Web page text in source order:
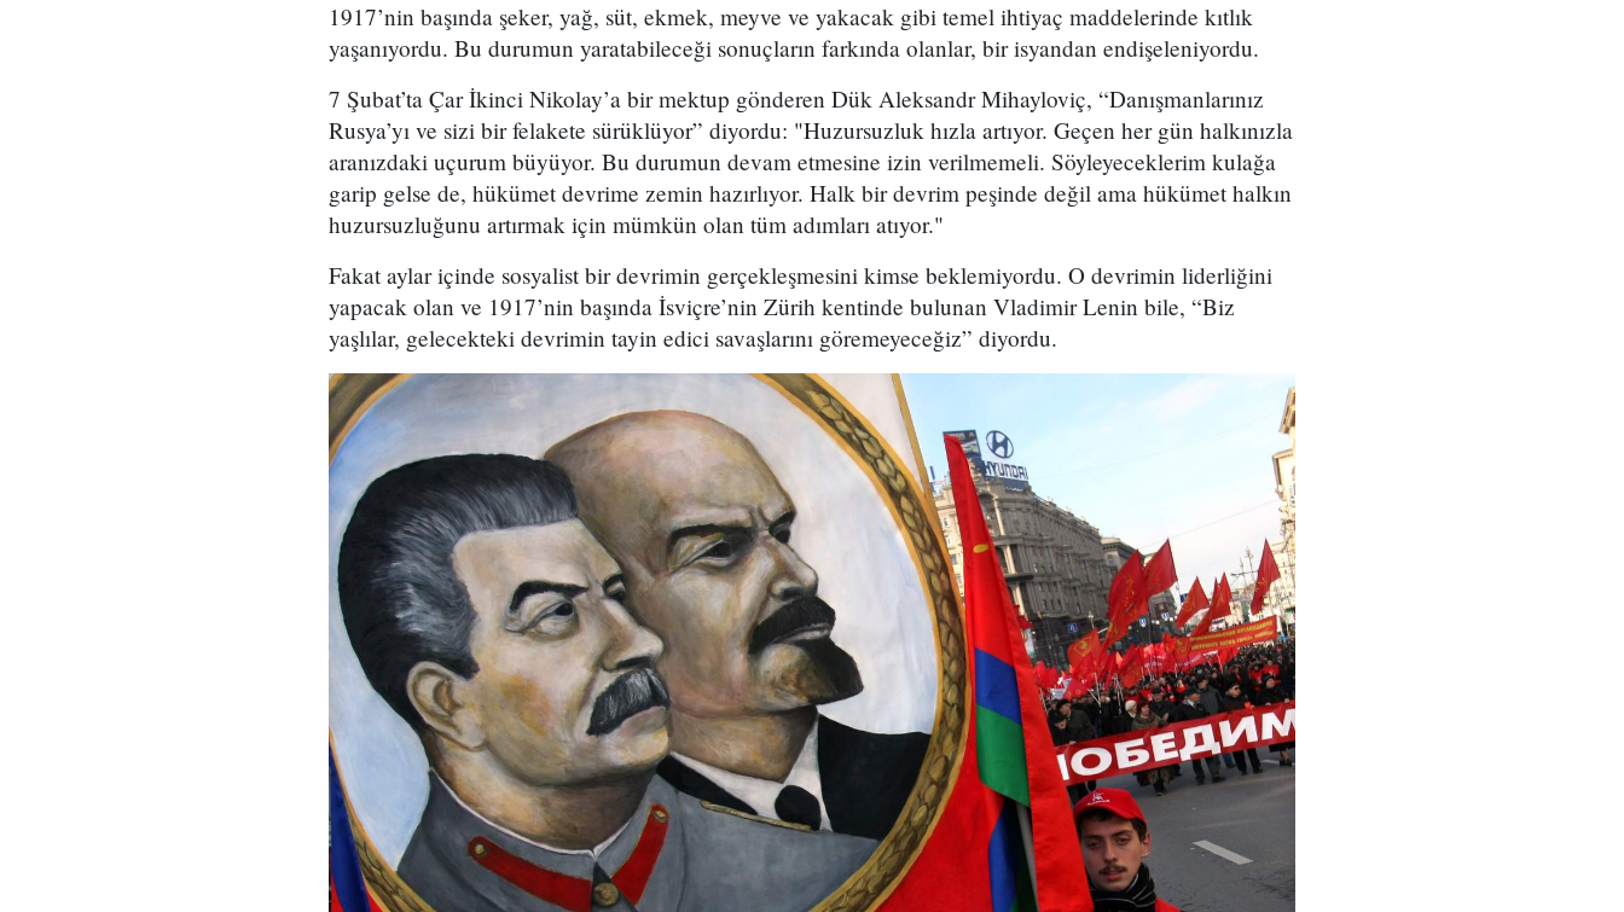
1917’nin başında şeker, yağ, süt, ekmek, meyve ve yakacak gibi temel ihtiyaç maddelerinde kıtlık
yaşanıyordu. Bu durumun yaratabileceği sonuçların farkında olanlar, bir isyandan endişeleniyordu.
7 Şubat’ta Çar İkinci Nikolay’a bir mektup gönderen Dük Aleksandr Mihayloviç, “Danışmanlarınız
Rusya’yı ve sizi bir felakete sürüklüyor” diyordu: "Huzursuzluk hızla artıyor. Geçen her gün halkınızla
aranızdaki uçurum büyüyor. Bu durumun devam etmesine izin verilmemeli. Söyleyeceklerim kulağa
garip gelse de, hükümet devrime zemin hazırlıyor. Halk bir devrim peşinde değil ama hükümet halkın
huzursuzluğunu artırmak için mümkün olan tüm adımları atıyor."
Fakat aylar içinde sosyalist bir devrimin gerçekleşmesini kimse beklemiyordu. O devrimin liderliğini
yapacak olan ve 1917’nin başında İsviçre’nin Zürih kentinde bulunan Vladimir Lenin bile, “Biz
yaşlılar, gelecekteki devrimin tayin edici savaşlarını göremeyeceğiz” diyordu.